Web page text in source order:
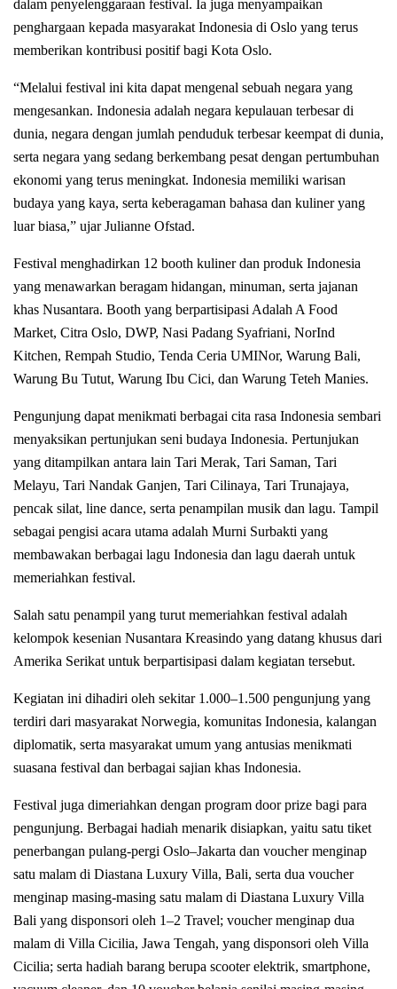
dalam penyelenggaraan festival. Ia juga menyampaikan
penghargaan kepada masyarakat Indonesia di Oslo yang terus
memberikan kontribusi positif bagi Kota Oslo.
“Melalui festival ini kita dapat mengenal sebuah negara yang
mengesankan. Indonesia adalah negara kepulauan terbesar di
dunia, negara dengan jumlah penduduk terbesar keempat di dunia,
serta negara yang sedang berkembang pesat dengan pertumbuhan
ekonomi yang terus meningkat. Indonesia memiliki warisan
budaya yang kaya, serta keberagaman bahasa dan kuliner yang
luar biasa,” ujar Julianne Ofstad.
Festival menghadirkan 12 booth kuliner dan produk Indonesia
yang menawarkan beragam hidangan, minuman, serta jajanan
khas Nusantara. Booth yang berpartisipasi Adalah A Food
Market, Citra Oslo, DWP, Nasi Padang Syafriani, NorInd
Kitchen, Rempah Studio, Tenda Ceria UMINor, Warung Bali,
Warung Bu Tutut, Warung Ibu Cici, dan Warung Teteh Manies.
Pengunjung dapat menikmati berbagai cita rasa Indonesia sembari
menyaksikan pertunjukan seni budaya Indonesia. Pertunjukan
yang ditampilkan antara lain Tari Merak, Tari Saman, Tari
Melayu, Tari Nandak Ganjen, Tari Cilinaya, Tari Trunajaya,
pencak silat, line dance, serta penampilan musik dan lagu. Tampil
sebagai pengisi acara utama adalah Murni Surbakti yang
membawakan berbagai lagu Indonesia dan lagu daerah untuk
memeriahkan festival.
Salah satu penampil yang turut memeriahkan festival adalah
kelompok kesenian Nusantara Kreasindo yang datang khusus dari
Amerika Serikat untuk berpartisipasi dalam kegiatan tersebut.
Kegiatan ini dihadiri oleh sekitar 1.000–1.500 pengunjung yang
terdiri dari masyarakat Norwegia, komunitas Indonesia, kalangan
diplomatik, serta masyarakat umum yang antusias menikmati
suasana festival dan berbagai sajian khas Indonesia.
Festival juga dimeriahkan dengan program door prize bagi para
pengunjung. Berbagai hadiah menarik disiapkan, yaitu satu tiket
penerbangan pulang-pergi Oslo–Jakarta dan voucher menginap
satu malam di Diastana Luxury Villa, Bali, serta dua voucher
menginap masing-masing satu malam di Diastana Luxury Villa
Bali yang disponsori oleh 1–2 Travel; voucher menginap dua
malam di Villa Cicilia, Jawa Tengah, yang disponsori oleh Villa
Cicilia; serta hadiah barang berupa scooter elektrik, smartphone,